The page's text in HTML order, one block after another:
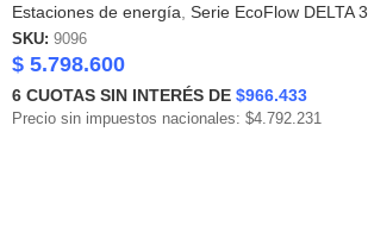
Estaciones de energía Serie EcoFlow DELTA 3
SKU: 9096
$ 5.798.600
6 CUOTAS SIN INTERÉS DE $966.433
Precio sin impuestos nacionales: $4.792.231